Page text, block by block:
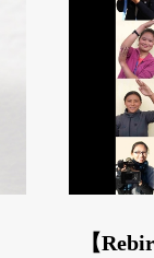
【